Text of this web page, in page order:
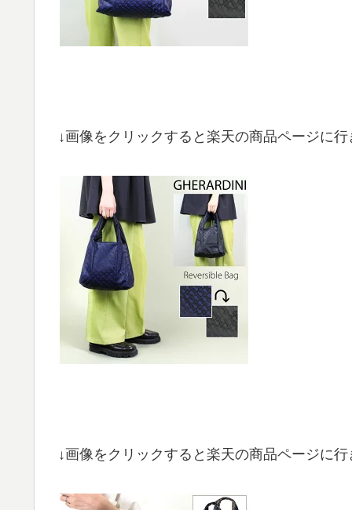
↓画像をクリックすると楽天の商品ページに
↓画像をクリックすると楽天の商品ページに